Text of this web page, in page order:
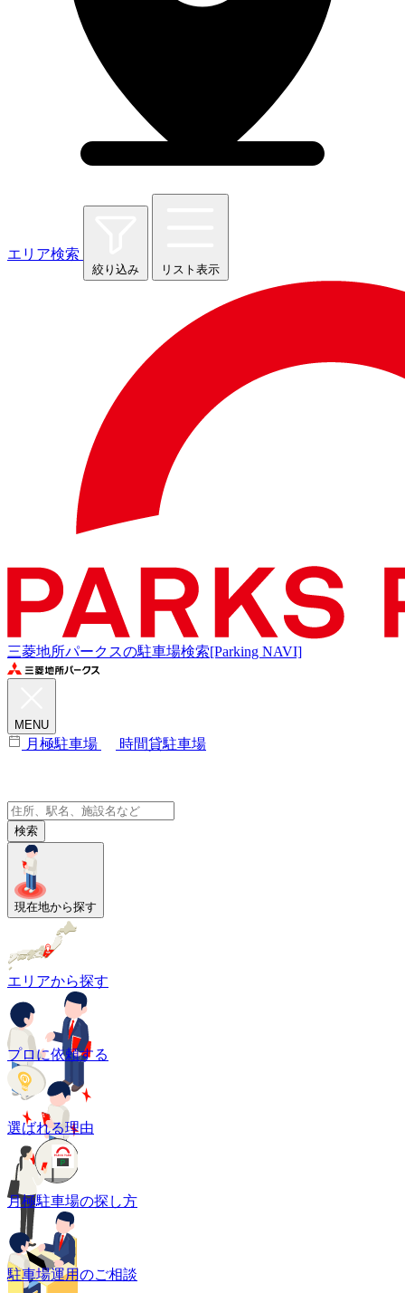
エリア検索
絞り込み リスト表示
三菱地所パークスの駐車場検索[Parking NAVI]
MENU
月極駐車場 時間貸駐車場
検索
現在地から探す
エリアから探す
プロに依頼する
選ばれる理由
月極駐車場の探し方
駐車場運用のご相談